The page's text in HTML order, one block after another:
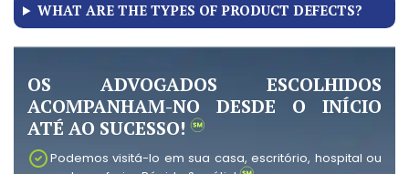
WHAT ARE THE TYPES OF PRODUCT DEFECTS?
OS ADVOGADOS ESCOLHIDOS
ACOMPANHAM-NO DESDE O INÍCIO
ATÉ AO SUCESSO!
Podemos visitá-lo em sua casa, escritório, hospital ou